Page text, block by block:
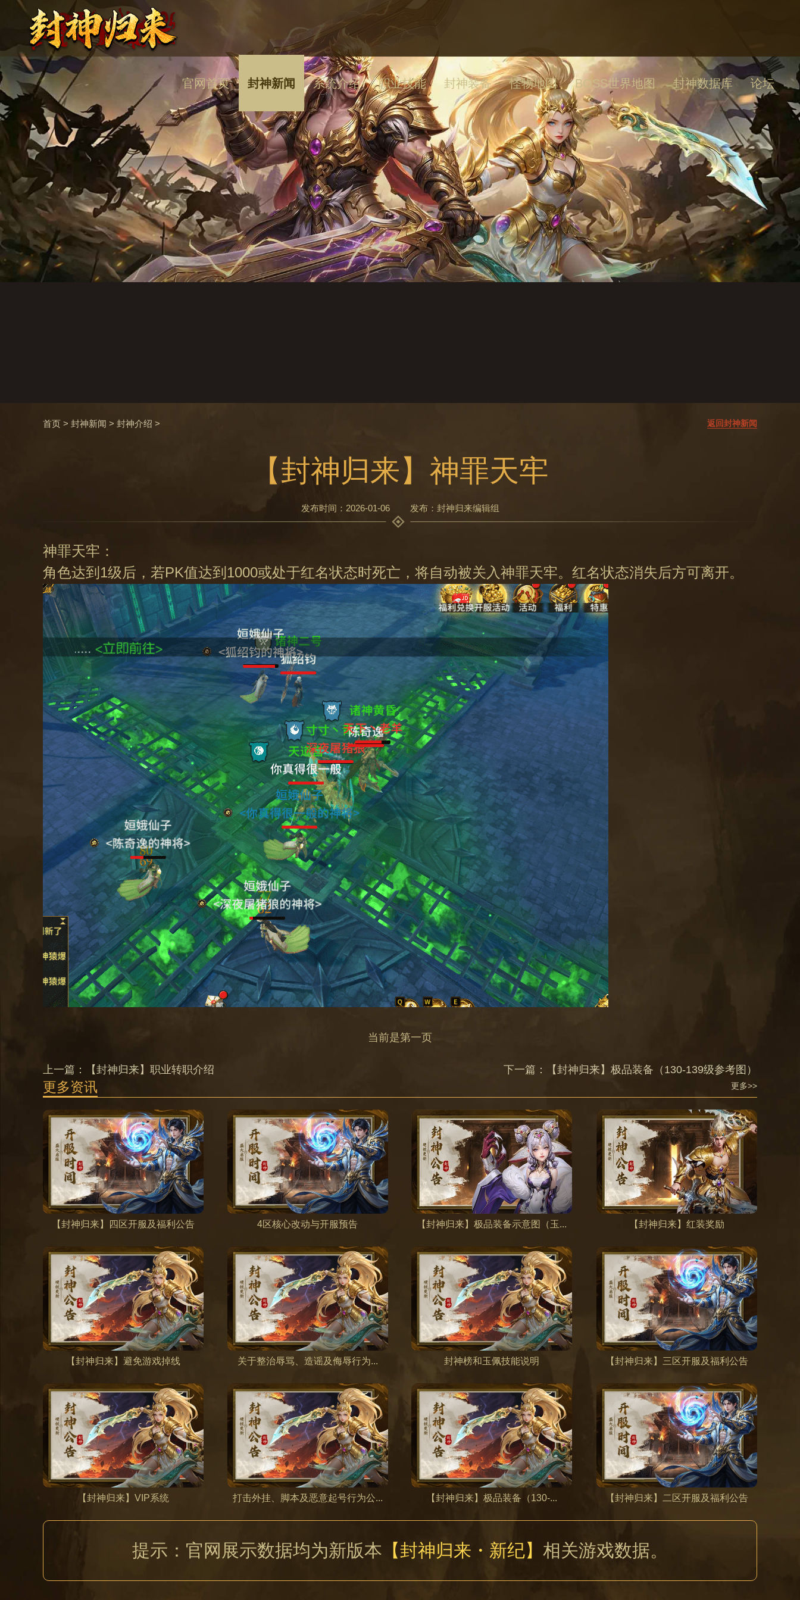
官网首页 封神新闻 系统介绍 职业技能 封神装备 怪物地图 BOSS世界地图 封神数据库 论坛
首页 > 封神新闻 > 封神介绍 > 返回封神新闻
【封神归来】神罪天牢
发布时间：2026-01-06 发布：封神归来编辑组
神罪天牢：
角色达到1级后，若PK值达到1000或处于红名状态时死亡，将自动被关入神罪天牢。红名状态消失后方可离开。
当前是第一页
上一篇： 【封神归来】职业转职介绍 下一篇： 【封神归来】极品装备（130-139级参考图）
更多资讯 更多>>
【封神归来】四区开服及福利公告 4区核心改动与开服预告 【封神归来】极品装备示意图（玉... 【封神归来】红装奖励
【封神归来】避免游戏掉线 关于整治辱骂、造谣及侮辱行为... 封神榜和玉佩技能说明 【封神归来】三区开服及福利公告
【封神归来】VIP系统 打击外挂、脚本及恶意起号行为公... 【封神归来】极品装备（130-... 【封神归来】二区开服及福利公告
提示：官网展示数据均为新版本 【封神归来・新纪】 相关游戏数据。